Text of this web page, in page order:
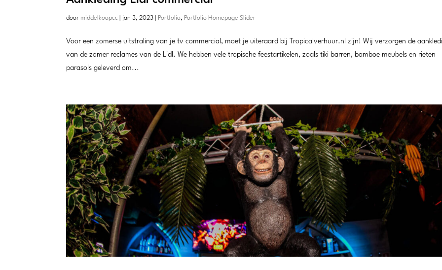
door middelkoopcc jan 3, 2023 Portfolio, Portfolio Homepage Slider
Voor een zomerse uitstraling van je tv commercial, moet je uiteraard bij Tropicalverhuur.nl zijn! Wij verzorgen de
van de zomer reclames van de Lidl. We hebben vele tropische feestartikelen, zoals tiki barren, bamboe meubels en rieten
parasols geleverd om...